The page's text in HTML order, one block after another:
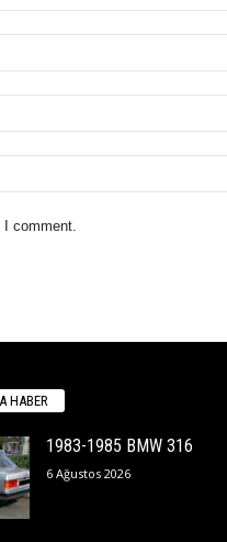
I comment.
HABER
1983-1985 BMW 316
6 Ağustos 2026